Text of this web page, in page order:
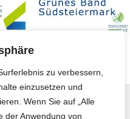
zu verbessern,
einzusetzen und
Wenn Sie auf „Alle
der Anwendung von
Koerbler GmbH